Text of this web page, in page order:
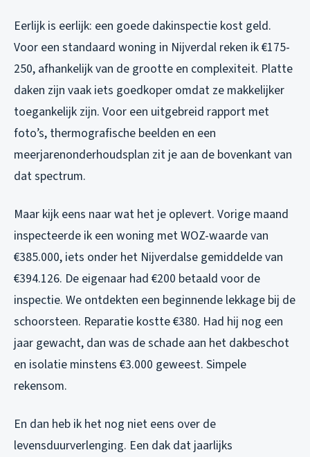
Eerlijk is eerlijk: een goede dakinspectie kost geld.
Voor een standaard woning in Nijverdal reken ik €175-
250, afhankelijk van de grootte en complexiteit. Platte
daken zijn vaak iets goedkoper omdat ze makkelijker
toegankelijk zijn. Voor een uitgebreid rapport met
foto’s, thermografische beelden en een
meerjarenonderhoudsplan zit je aan de bovenkant van
dat spectrum.
Maar kijk eens naar wat het je oplevert. Vorige maand
inspecteerde ik een woning met WOZ-waarde van
€385.000, iets onder het Nijverdalse gemiddelde van
€394.126. De eigenaar had €200 betaald voor de
inspectie. We ontdekten een beginnende lekkage bij de
schoorsteen. Reparatie kostte €380. Had hij nog een
jaar gewacht, dan was de schade aan het dakbeschot
en isolatie minstens €3.000 geweest. Simpele
rekensom.
En dan heb ik het nog niet eens over de
levensduurverlenging. Een dak dat jaarlijks